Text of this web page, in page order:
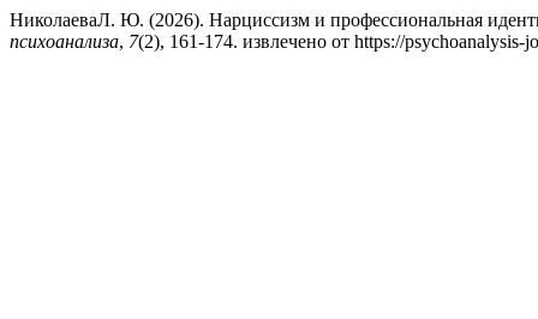
НиколаеваЛ. Ю. (2026). Нарциссизм и профессиональная
психоанализа, 7(2), 161-174. извлечено от https://psychoanalysis-